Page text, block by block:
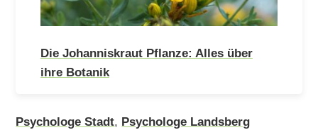
Die Johanniskraut Pflanze: Alles über
ihre Botanik
Psychologe Stadt, Psychologe Landsberg